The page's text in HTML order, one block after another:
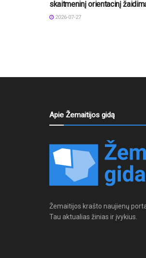
skaitmeninį orientacinį
2026-07-27
Apie Žemaitijos gidą
Žemaitijos krašto naujienų
Tau aktualias žinias ir įvykius.